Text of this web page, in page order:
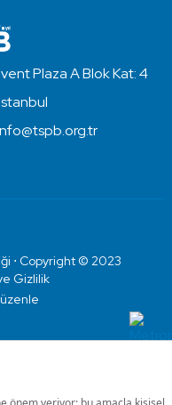
Plaza A Blok Kat: 4
⋅ Copyright © 2023
Gizlilik